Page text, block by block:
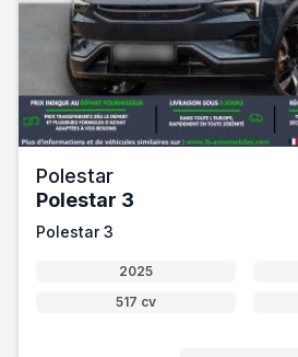
Polestar
Polestar 3
Polestar 3
2025
517 cv